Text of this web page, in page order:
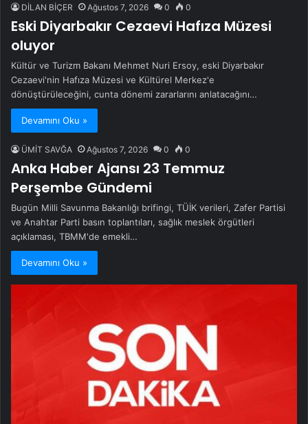
DİLAN BİÇER Ağustos 7, 2026 0 0
Eski Diyarbakır Cezaevi Hafıza Müzesi
oluyor
Kültür ve Turizm Bakanı Mehmet Nuri Ersoy, eski Diyarbakır
Cezaevi'nin Hafıza Müzesi ve Kültürel Merkez'e
dönüştürüleceğini, cunta dönemi zararlarını anlatacağını…
Devamını Oku »
ÜMİT SAVĞA Ağustos 7, 2026 0 0
Anka Haber Ajansı 23 Temmuz
Perşembe Gündemi
Bugün Milli Savunma Bakanlığı brifingi, TÜİK verileri, Zafer Partisi
ve Anahtar Parti basın toplantıları, sağlık meslek örgütleri
açıklaması, TBMM'de emekli…
Devamını Oku »